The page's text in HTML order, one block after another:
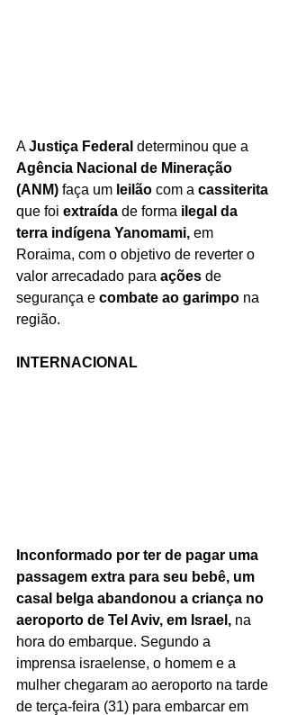
A Justiça Federal determinou que a
Agência Nacional de Mineração
(ANM) faça um leilão com a cassiterita
que foi extraída de forma ilegal da
terra indígena Yanomami, em
Roraima, com o objetivo de reverter o
valor arrecadado para ações de
segurança e combate ao garimpo na
região.
INTERNACIONAL
Inconformado por ter de pagar uma
passagem extra para seu bebê, um
casal belga abandonou a criança no
aeroporto de Tel Aviv, em Israel, na
hora do embarque. Segundo a
imprensa israelense, o homem e a
mulher chegaram ao aeroporto na tarde
de terça-feira (31) para embarcar em